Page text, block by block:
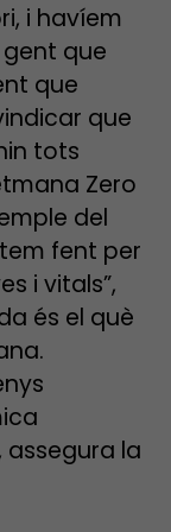
i havíem
que
que
que
tots
Zero
del
fent per
i vitals”,
és el què
assegura la